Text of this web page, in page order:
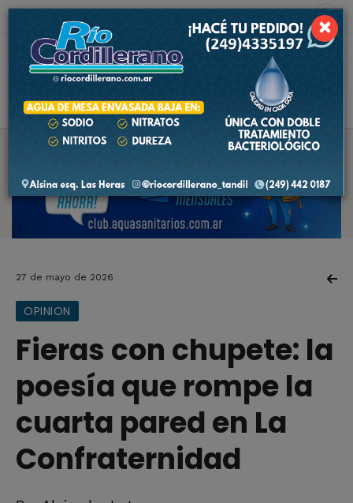
4.9 ºC
27 de mayo de 2026
OPINION
Fieras con chupete: la
poesía que rompe la
cuarta pared en La
Confraternidad
×